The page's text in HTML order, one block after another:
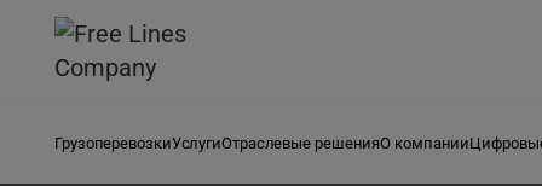
ГрузоперевозкиУслугиОтраслевые решенияО компании